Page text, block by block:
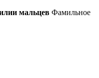
мальцев Фамильное